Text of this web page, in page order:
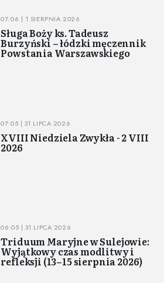
07:06 | 1 SIERPNIA 2026
Sługa Boży ks. Tadeusz
Burzyński – łódzki męczennik
Powstania Warszawskiego
07:05 | 31 LIPCA 2026
XVIII Niedziela Zwykła - 2 VIII
2026
06:05 | 31 LIPCA 2026
Triduum Maryjne w Sulejowie:
Wyjątkowy czas modlitwy i
refleksji (13–15 sierpnia 2026)